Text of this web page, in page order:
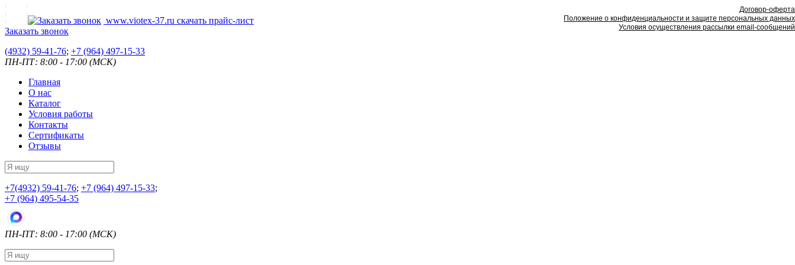
www.viotex-37.ru скачать прайс-лист
Заказать звонок
(4932) 59-41-76; +7 (964) 497-15-33
ПН-ПТ: 8:00 - 17:00 (МСК)
Главная
О нас
Каталог
Условия работы
Контакты
Сертификаты
Отзывы
+7(4932) 59-41-76; +7 (964) 497-15-33;
+7 (964) 495-54-35
ПН-ПТ: 8:00 - 17:00 (МСК)
Договор-оферта
Положение о конфиденциальности и защите персональных данных
Условия осуществления рассылки email-сообщений